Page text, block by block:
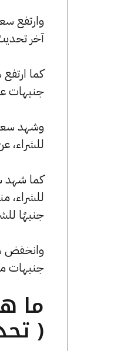
آخر تحديث
جنيهات
للشراء، عن السعر
جنيهًا
جنيهات مقارنة
( تحديث